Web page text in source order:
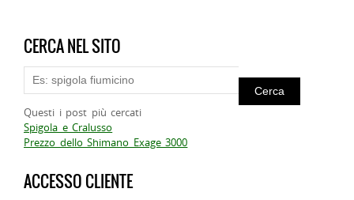
CERCA NEL SITO
Questi i post più cercati
Spigola e Cralusso
Prezzo dello Shimano Exage 3000
ACCESSO CLIENTE